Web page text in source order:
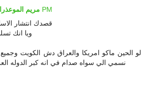
مريم 28/6/08 3:10 PM
قصدك انتشار
ويا انك
لو الحين ماكو امريكا والعراق دش الكويت
نسمي الي سواه صدام في انه كبر الدوله